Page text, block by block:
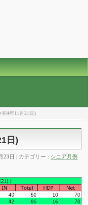
4年11月21日)
日)
23日 カテゴリー : シニア月例